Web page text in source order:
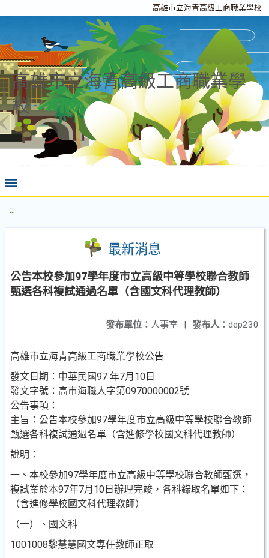
高雄市立海青高級工商職業學校
高雄市立海青高級工商職業學
校
:::
最新消息
公告本校參加97學年度市立高級中等學校聯合教師
甄選各科複試通過名單（含國文科代理教師）
發布人： dep230
發布單位： 人事室 |
高雄市立海青高級工商職業學校公告
發文日期：中華民國97 年7月 10 日
發文字號：高市海職人字第0970000002號
公告事項 ：
主旨： 公告本校參加97學年度市立高級中等學校聯合教師
甄選各科複試通過名單 （含進修學校國文科代理教師）
說明：
一、本校參加97學年度市立高級中等學校聯合教師甄選，
複試業於本97年7月 10 日辦理完竣，各科錄取名單如下：
（含進修學校國文科代理教師）
（一）、國文科
1001008黎慧慧國文專任教師正取